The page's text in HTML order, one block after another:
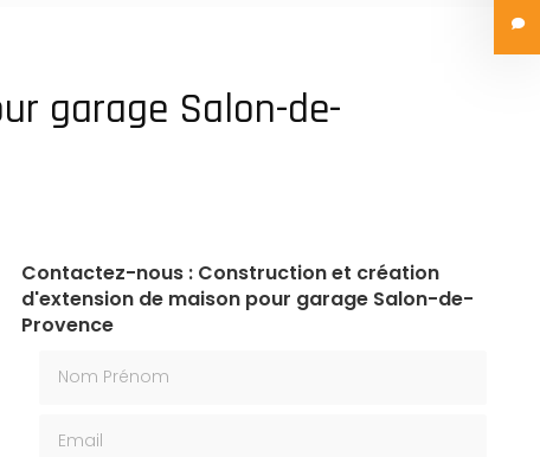
garage Salon-de-
Contactez-nous : Construction et création
d'extension de maison pour garage Salon-de-
Provence